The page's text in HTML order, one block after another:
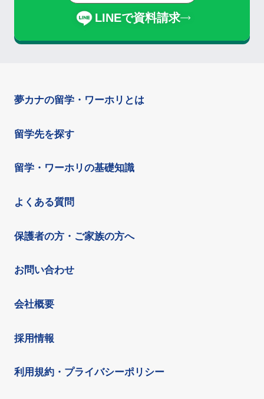
LINEで資料請求
夢カナの留学・ワーホリとは
留学先を探す
留学・ワーホリの基礎知識
よくある質問
保護者の方・ご家族の方へ
お問い合わせ
会社概要
採用情報
利用規約・プライバシーポリシー